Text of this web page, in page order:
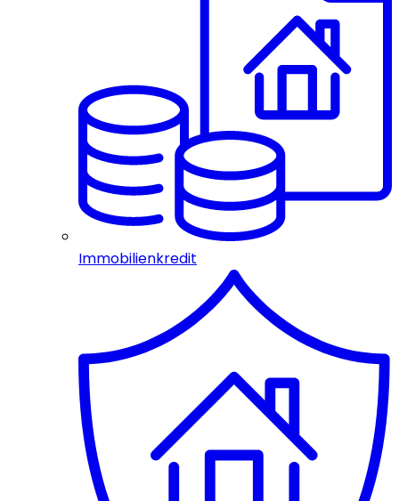
Immobilienkredit